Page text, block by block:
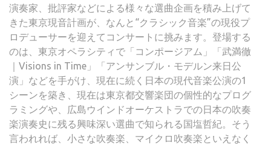
演奏家、批評家などによる様々な選曲企画を積み上げて
きた東京現音計画が、なんと“クラシック音楽”の現役プ
ロデューサーを迎えてコンサートに挑みます。登場する
のは、東京オペラシティで「コンポージアム」「武満徹
｜Visions in Time」「アンサンブル・モデルン来日公
演」などを手がけ、現在に続く日本の現代音楽公演の1
シーンを築き、現在は東京都交響楽団の個性的なプログ
ラミングや、広島ウインドオーケストラでの日本の吹奏
楽演奏史に残る興味深い選曲で知られる国塩哲紀。そう
言われれば、小さな吹奏楽、マイクロ吹奏楽といえなく